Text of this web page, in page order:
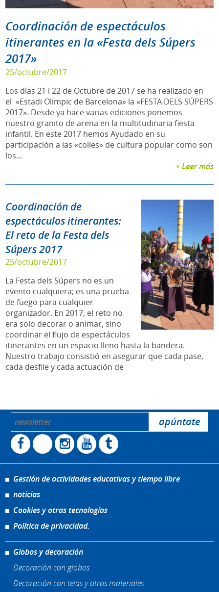
Coordinación de espectáculos
itinerantes en la «Festa dels Súpers
2017»
25/octubre/2017
Los días 21 i 22 de Octubre de 2017 se ha realizado en
el «Estadi Olimpic de Barcelona» la «FESTA DELS SÚPERS
2017». Desde ya hace varias ediciones ponemos
nuestro granito de arena en la multitudinaria fiesta
infantil. En este 2017 hemos Ayudado en su
participación a las «colles» de cultura popular como son
los...
Leer más
Coordinación de
espectáculos itinerantes:
El reto de la Festa dels
Súpers 2017
25/octubre/2017
La Festa dels Súpers no es un
evento cualquiera; es una prueba
de fuego para cualquier
organizador. En 2017, el reto no
era solo decorar o animar, sino
coordinar el flujo de espectáculos
itinerantes en un espacio lleno hasta la bandera.
Nuestro trabajo consistió en asegurar que cada pase,
cada desfile y cada actuación de
Gestión de actividades educativas y tiempo libre
noticias
Cookies y otras tecnologías
Política de privacidad.
Globos y decoración
Decoración con globos
Decoración con telas y otros materiales